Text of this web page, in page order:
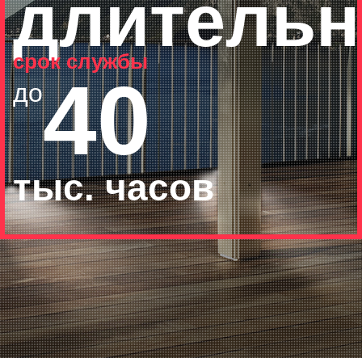
срок службы
до40
тыс. часов